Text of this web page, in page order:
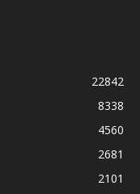
22842
8338
4560
2681
2101